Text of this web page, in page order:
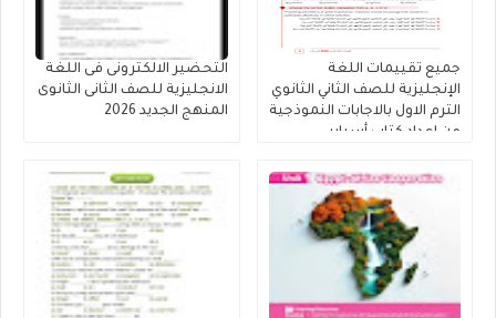
جميع تقييمات اللغة
الإنجليزية للصف الثاني الثانوي
الترم الاول بالاجابات النموذجية
من إعداد كتاب أسباير
التحضير الالكترونى فى اللغة
الانجليزية للصف الثانى الثانوى
المنهج الجديد 2026